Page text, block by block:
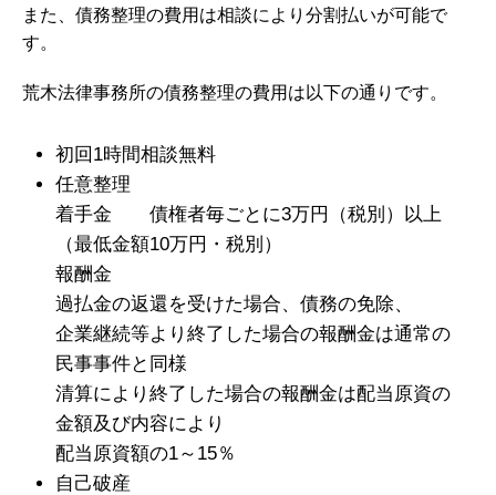
また、債務整理の費用は相談により分割払いが可能で
す。
荒木法律事務所の債務整理の費用は以下の通りです。
初回1時間相談無料
任意整理
着手金 債権者毎ごとに3万円（税別）以上
（最低金額10万円・税別）
報酬金
過払金の返還を受けた場合、債務の免除、
企業継続等より終了した場合の報酬金は通常の
民事事件と同様
清算により終了した場合の報酬金は配当原資の
金額及び内容により
配当原資額の1～15％
自己破産